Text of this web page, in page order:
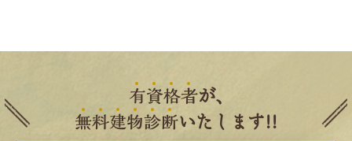
有資格者が、
無料建物診断いたします!!